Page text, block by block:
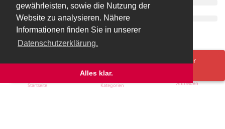
gewährleisten, sowie die Nutzung der
Website zu analysieren. Nähere
Informationen finden Sie in unserer
Datenschutzerklärung.
Alles klar.
Ups! Da ist was schief gelaufen. Bitte lade die Seite neu oder
Startseite Kategorien Anmelden